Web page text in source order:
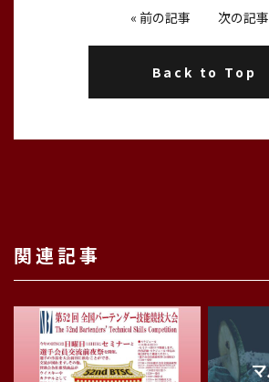
« 前の記事 次の記事
Back to Top
関連記事